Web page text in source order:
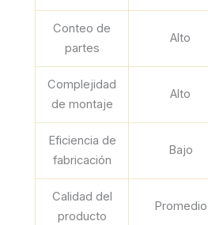
Conteo de
partes
Alto
Complejidad
de montaje
Alto
Eficiencia de
fabricación
Bajo
Calidad del
producto
Promedio